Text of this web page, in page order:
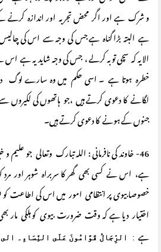
و شرک ہے اور اگر محض تجربہ اور اندازہ کرنے کے
ہے البتہ بڑا گناہ ہے جس کی وجہ سے اس کی چالیس
الا یہ کہ سچی توبہ کرلے ، جس کی وجہ شاید یہ
خطرہ ہوتا ہے ۔ اسی حکم میں وہ سارے لوگ
لگانے کا دعوی کرتے ہیں ،جو ہاتھوں کی لکیروں
جنوں کے ہونے کا دعوی کرتے ہیں۔
46- خاوند کی نافرمانی : اللہ تبارک وتعالی جو
ہے، اس نے کسی بھی گھر کا سربراہ شوہر اور مرد
خصوصا بیوی پر انتظامی امور میں اس کی اطاعت کو
اختیار دیا ہے کہ وقت ضرورت بیوی کو ہلکی مار
ہے : الرِّجَالُ قَوَّامُونَ عَلَى النِّسَاءِ ۔